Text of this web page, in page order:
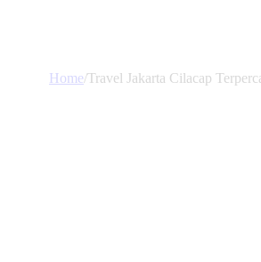
Home/Travel Jakarta Cilacap